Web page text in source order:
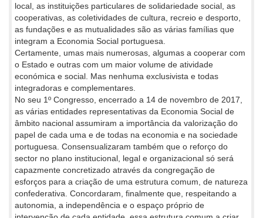
local, as instituições particulares de solidariedade social, as
cooperativas, as coletividades de cultura, recreio e desporto,
as fundações e as mutualidades são as várias famílias que
integram a Economia Social portuguesa.
Certamente, umas mais numerosas, algumas a cooperar com
o Estado e outras com um maior volume de atividade
económica e social. Mas nenhuma exclusivista e todas
integradoras e complementares.
No seu 1º Congresso, encerrado a 14 de novembro de 2017,
as várias entidades representativas da Economia Social de
âmbito nacional assumiram a importância da valorização do
papel de cada uma e de todas na economia e na sociedade
portuguesa. Consensualizaram também que o reforço do
sector no plano institucional, legal e organizacional só será
capazmente concretizado através da congregação de
esforços para a criação de uma estrutura comum, de natureza
confederativa. Concordaram, finalmente que, respeitando a
autonomia, a independência e o espaço próprio de